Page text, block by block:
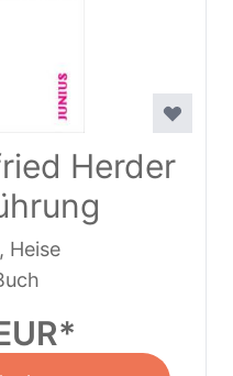
Herder
Heise